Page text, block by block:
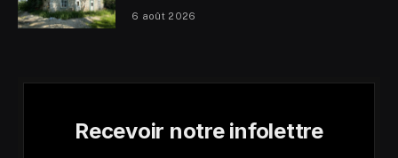
6 août 2026
Recevoir notre infolettre